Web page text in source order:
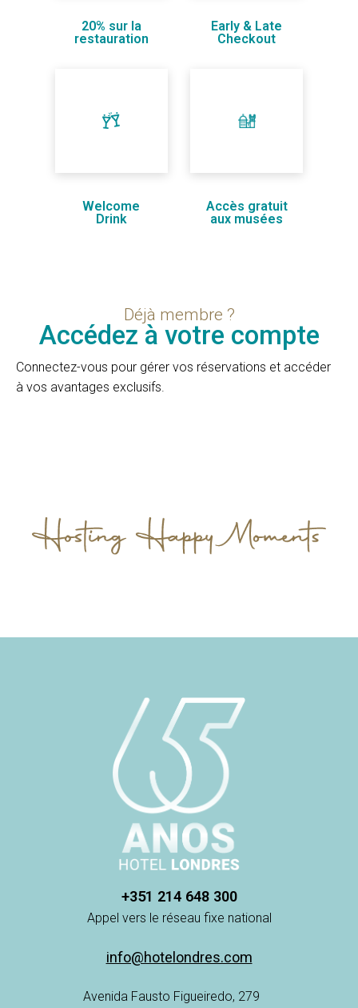
20% sur la
restauration
Early & Late
Checkout
Welcome
Drink
Accès gratuit
aux musées
Déjà membre ?
Accédez à votre compte
Connectez-vous pour gérer vos réservations et accéder
à vos avantages exclusifs.
+351 214 648 300
Appel vers le réseau fixe national
info@hotelondres.com
Avenida Fausto Figueiredo, 279